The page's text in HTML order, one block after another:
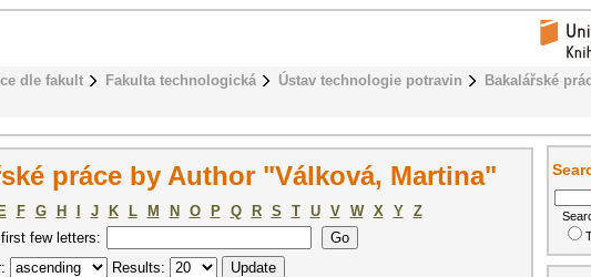
dle fakult Fakulta technologická Ústav technologie potravin Bakalářské
práce by Author "Válková, Martina"
E F G H J K L M N O P Q R S T U V W X Y
Z
few letters:
Results: